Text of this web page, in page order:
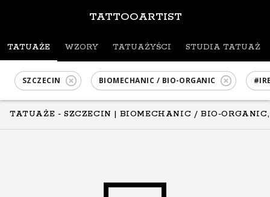
TATTOOARTIST
TATUAŻE WZORY TATUAŻYŚCI STUDIA TATUAŻU
SZCZECIN BIOMECHANIC / BIO-ORGANIC
TATUAŻE - SZCZECIN | BIOMECHANIC / BIO-